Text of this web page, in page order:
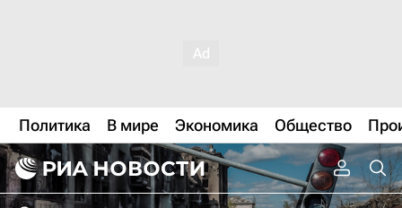
Политика В мире Экономика Общество